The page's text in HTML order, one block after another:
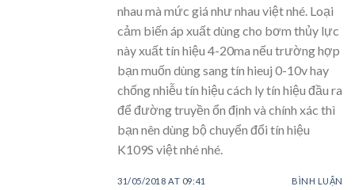
nhau mà mức giá như nhau việt nhé. Loại
cảm biến áp xuất dùng cho bơm thủy lực
này xuất tín hiệu 4-20ma nếu trường hợp
bạn muốn dùng sang tín hieuj 0-10v hay
chống nhiễu tín hiệu cách ly tín hiệu đầu ra
để đường truyền ổn định và chính xác thì
bạn nên dùng bộ chuyển đổi tín hiệu
K109S việt nhé nhé.
31/05/2018 AT 09:41 BÌNH LUẬN